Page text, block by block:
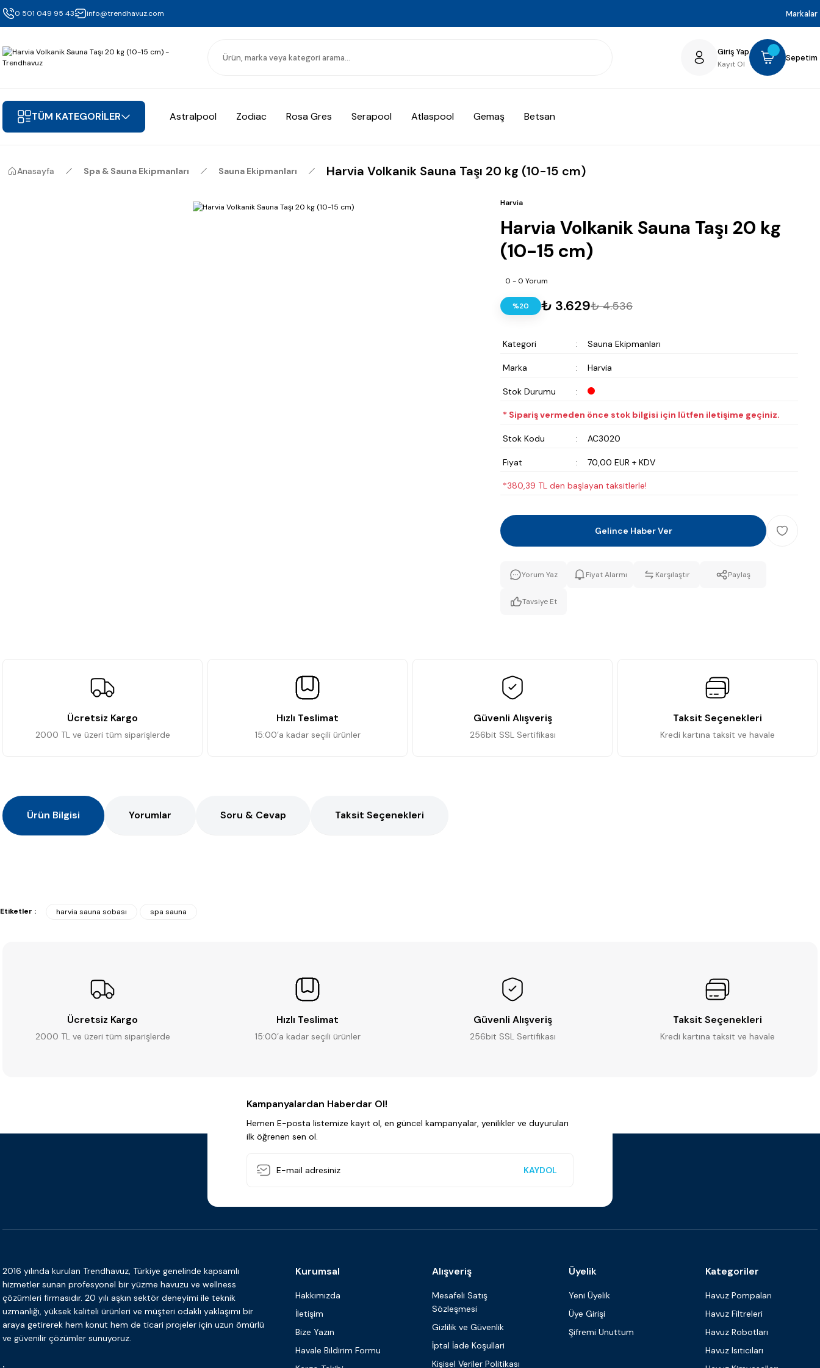
0 501 049 95 43 info@trendhavuz.com Markalar
Giriş Yap
Kayıt Ol
Sepetim
TÜM KATEGORİLER Astralpool Zodiac Rosa Gres Serapool Atlaspool Gemaş Betsan
Anasayfa Spa & Sauna Ekipmanları Sauna Ekipmanları Harvia Volkanik Sauna Taşı 20 kg (10-15 cm)
Harvia
Harvia Volkanik Sauna Taşı 20 kg
(10-15 cm)
0 - 0 Yorum
%20 ₺ 3.629₺ 4.536
Kategori Sauna Ekipmanları
Marka Harvia
Stok Durumu
* Sipariş vermeden önce stok bilgisi için lütfen iletişime geçiniz.
Stok Kodu AC3020
Fiyat 70,00 EUR + KDV
*380,39 TL den başlayan taksitlerle!
Gelince Haber Ver
Yorum Yaz Fiyat Alarmı Karşılaştır Paylaş
Tavsiye Et
Ücretsiz Kargo
2000 TL ve üzeri tüm siparişlerde
Hızlı Teslimat
15:00’a kadar seçili ürünler
Güvenli Alışveriş
256bit SSL Sertifikası
Taksit Seçenekleri
Kredi kartına taksit ve havale
Ürün Bilgisi Yorumlar Soru & Cevap Taksit Seçenekleri
Etiketler : harvia sauna sobası spa sauna
Ücretsiz Kargo
2000 TL ve üzeri tüm siparişlerde
Hızlı Teslimat
15:00’a kadar seçili ürünler
Güvenli Alışveriş
256bit SSL Sertifikası
Taksit Seçenekleri
Kredi kartına taksit ve havale
Kampanyalardan Haberdar Ol!
Hemen E-posta listemize kayıt ol, en güncel kampanyalar, yenilikler ve duyuruları
ilk öğrenen sen ol.
KAYDOL
2016 yılında kurulan Trendhavuz, Türkiye genelinde kapsamlı
hizmetler sunan profesyonel bir yüzme havuzu ve wellness
çözümleri firmasıdır. 20 yılı aşkın sektör deneyimi ile teknik
uzmanlığı, yüksek kaliteli ürünleri ve müşteri odaklı yaklaşımı bir
araya getirerek hem konut hem de ticari projeler için uzun ömürlü
ve güvenilir çözümler sunuyoruz.
Kurumsal
Hakkımızda
İletişim
Bize Yazın
Havale Bildirim Formu
Alışveriş
Mesafeli Satış
Sözleşmesi
Gizlilik ve Güvenlik
İptal İade Koşullari
Kişisel Veriler Politikası
Üyelik
Yeni Üyelik
Üye Girişi
Şifremi Unuttum
Kategoriler
Havuz Pompaları
Havuz Filtreleri
Havuz Robotları
Havuz Isıtıcıları